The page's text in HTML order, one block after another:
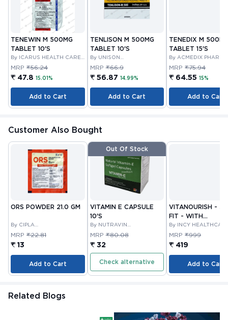
TENEWIN M 500MG
TABLET 10'S
By ICARUS HEALTH CARE
PVT LTD
MRP ₹56.24
₹ 47.8 15.01%
Add to Cart
TENLISON M 500MG
TABLET 10'S
By UNISON
PHARMACEUTICALS
MRP ₹66.9
₹ 56.87 14.99%
Add to Cart
TENEDIX M
TABLET 15'S
By ACMEDIX
MRP ₹75.94
₹ 64.55 15%
Add to Cart
Customer Also Bought
ORS POWDER 21.0 GM
By CIPLA
PHARMACEUTICAL
MRP ₹22.81
₹ 13
Add to Cart
Out Of Stock
VITAMIN E CAPSULE
10'S
By NUTRAVIN
LABORATORIES
MRP ₹80.08
₹ 32
Check alternative
VITANOURISH -
FIT - WITH
GLUCOSAMINE &
BOSWELLIA FOR
JOINTS TABLET
By INCY
LTD
MRP ₹999
₹ 419
Add to Cart
Related Blogs